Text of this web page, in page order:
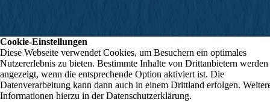
Cookie-Einstellungen
Diese Webseite verwendet Cookies, um Besuchern ein optimales
Nutzererlebnis zu bieten. Bestimmte Inhalte von Drittanbietern
angezeigt, wenn die entsprechende Option aktiviert ist. Die
Datenverarbeitung kann dann auch in einem Drittland erfolgen.
Informationen hierzu in der Datenschutzerklärung.